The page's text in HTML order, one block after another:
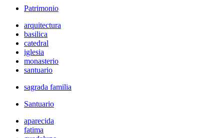
Patrimonio
arquitectura
basilica
catedral
iglesia
monasterio
santuario
sagrada familia
Santuario
aparecida
fatima